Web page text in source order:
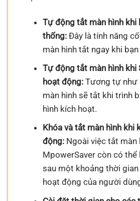
Tự động tắt màn hình khi
thống:Đây là tính năng
màn hình tắt ngay khi
Tự động tắt màn hình khi
hoạt động:Tương tự như
màn hình sẽ tắt khi trình
hình kích hoạt.
Khóa và tắt màn hình khi
động:Ngoài việc tắt màn
MpowerSaver còn có thể
sau một khoảng thời
hoạt động của người